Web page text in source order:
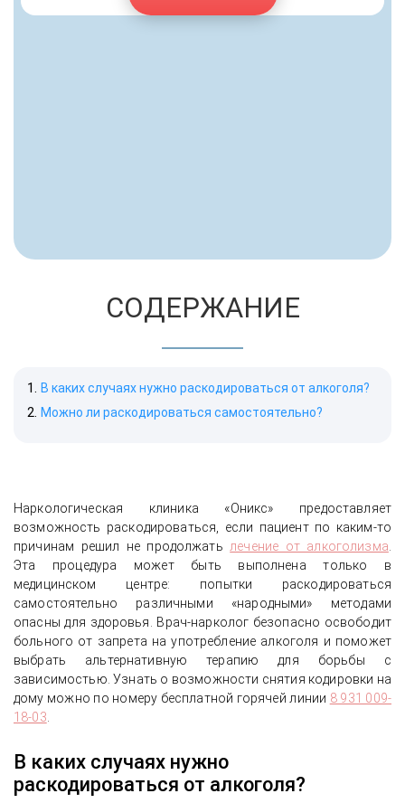
СОДЕРЖАНИЕ
В каких случаях нужно раскодироваться от алкоголя?
Можно ли раскодироваться самостоятельно?
Наркологическая клиника «Оникс» предоставляет
возможность раскодироваться, если пациент по каким-то
причинам решил не продолжать лечение от алкоголизма
Эта процедура может быть выполнена только в
медицинском центре: попытки раскодироваться
самостоятельно различными «народными» методами
опасны для здоровья. Врач-нарколог безопасно освободит
больного от запрета на употребление алкоголя и поможет
выбрать альтернативную терапию для борьбы с
зависимостью. Узнать о возможности снятия кодировки на
дому можно по номеру бесплатной горячей линии 8 931 009-
18-03
В каких случаях нужно
раскодироваться от алкоголя?